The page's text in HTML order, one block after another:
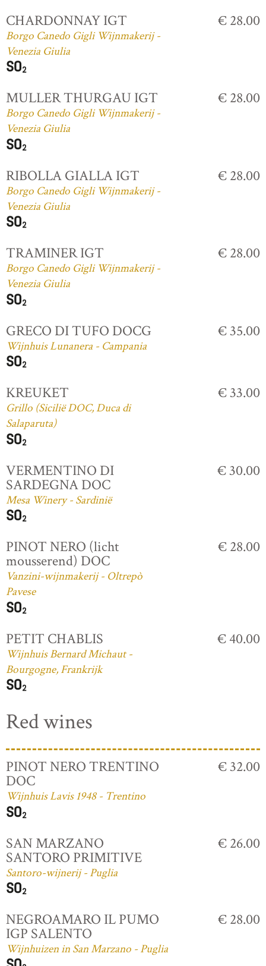
CHARDONNAY IGT
Borgo Canedo Gigli Wijnmakerij -
Venezia Giulia
€ 28.00
MULLER THURGAU IGT
Borgo Canedo Gigli Wijnmakerij -
Venezia Giulia
€ 28.00
RIBOLLA GIALLA IGT
Borgo Canedo Gigli Wijnmakerij -
Venezia Giulia
€ 28.00
TRAMINER IGT
Borgo Canedo Gigli Wijnmakerij -
Venezia Giulia
€ 28.00
GRECO DI TUFO DOCG
Wijnhuis Lunanera - Campania
€ 35.00
KREUKET
Grillo (Sicilië DOC, Duca di
Salaparuta)
€ 33.00
VERMENTINO DI
SARDEGNA DOC
Mesa Winery - Sardinië
€ 30.00
PINOT NERO (licht
mousserend) DOC
Vanzini-wijnmakerij - Oltrepò
Pavese
€ 28.00
PETIT CHABLIS
Wijnhuis Bernard Michaut -
Bourgogne, Frankrijk
€ 40.00
Red wines
PINOT NERO TRENTINO
DOC
Wijnhuis Lavis 1948 - Trentino
€ 32.00
SAN MARZANO
SANTORO PRIMITIVE
Santoro-wijnerij - Puglia
€ 26.00
NEGROAMARO IL PUMO
IGP SALENTO
Wijnhuizen in San Marzano - Puglia
€ 28.00